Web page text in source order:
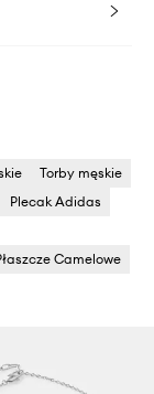
Torby męskie
Plecak Adidas
Camelowe